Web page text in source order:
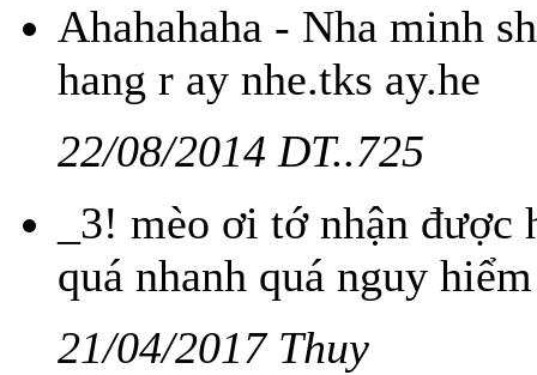
Ahahahaha - Nha minh
hang r ay nhe.tks ay.he
22/08/2014 DT..725
_3! mèo ơi tớ nhận
quá nhanh quá nguy hiểm
21/04/2017 Thuy